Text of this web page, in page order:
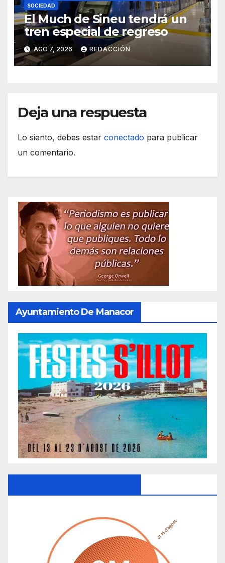
SOCIEDAD
El Much de Sineu tendrá un
tren especial de regreso
AGO 7, 2026 REDACCIÓN
Deja una respuesta
Lo siento, debes estar conectado para publicar
un comentario.
Ayuntamiento De Manacor